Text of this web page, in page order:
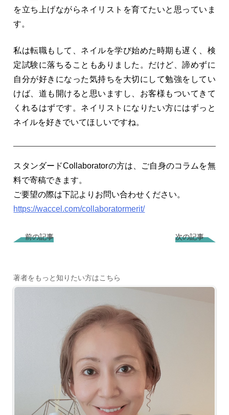
を立ち上げながらネイリストを育てたいと思っていま
す。
私は転職もして、ネイルを学び始めた時期も遅く、検
定試験に落ちることもありました。だけど、諦めずに
自分が好きになった気持ちを大切にして勉強をしてい
けば、道も開けると思いますし、お客様もついてきて
くれるはずです。ネイリストになりたい方にはずっと
ネイルを好きでいてほしいですね。
スタンダードCollaboratorの方は、ご自身のコラムを無
料で寄稿できます。
ご要望の際は下記よりお問い合わせください。
https://waccel.com/collaboratormerit/
前の記事 次の記事
著者をもっと知りたい方はこちら